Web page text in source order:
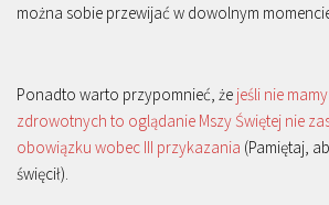
można sobie przewijać w dowolnym
Ponadto warto przypomnieć, że jeśli nie
zdrowotnych to oglądanie Mszy Świętej nie
obowiązku wobec III przykazania (Pamiętaj,
święcił).